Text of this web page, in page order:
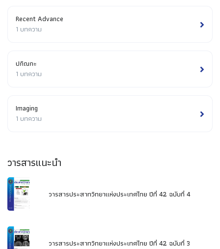
Recent Advance
1 บทความ
ปกิณกะ
1 บทความ
Imaging
1 บทความ
วารสารแนะนำ
วารสารประสาทวิทยาแห่งประเทศไทย ปีที่ 42 ฉบับที่ 4
วารสารประสาทวิทยาแห่งประเทศไทย ปีที่ 42 ฉบับที่ 3